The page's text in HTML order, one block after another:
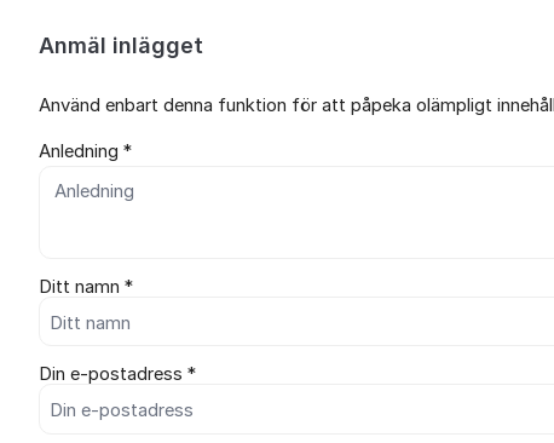
Anmäl inlägget
Använd enbart denna funktion för att påpeka olämpligt
Anledning *
Ditt namn *
Din e-postadress *